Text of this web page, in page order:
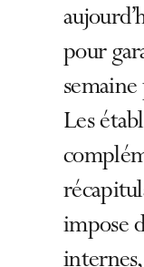
pour
Les
impose